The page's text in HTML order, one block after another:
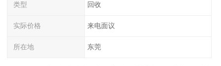
类型 回收
实际价格 来电面议
所在地 东莞